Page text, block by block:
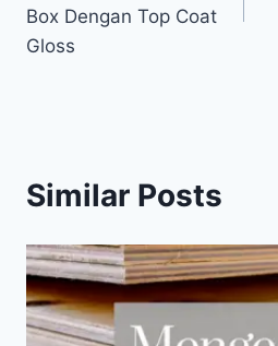
Box Dengan Top Coat
Gloss
Similar Posts